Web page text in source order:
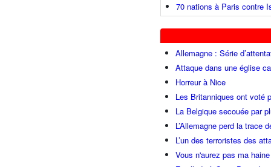
70 nations à Paris contre
Allemagne : Série
Attaque dans une église
Horreur à Nice
Les Britanniques ont voté
La Belgique secouée par
L’Allemagne perd la trace
L’un des terroristes des
Vous n'aurez pas ma haine